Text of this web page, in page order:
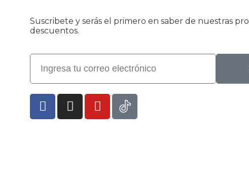
Suscribete y serás el primero en saber de nuestras
descuentos.